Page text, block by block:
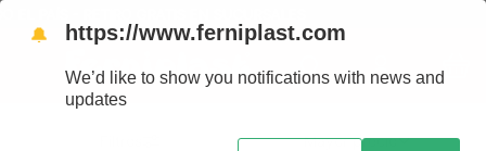
Mayor precio
🔔 https://www.ferniplast.com
We’d like to show you notifications with news and
updates